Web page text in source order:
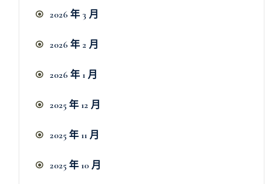
2026 年 3 月
2026 年 2 月
2026 年 1 月
2025 年 12 月
2025 年 11 月
2025 年 10 月